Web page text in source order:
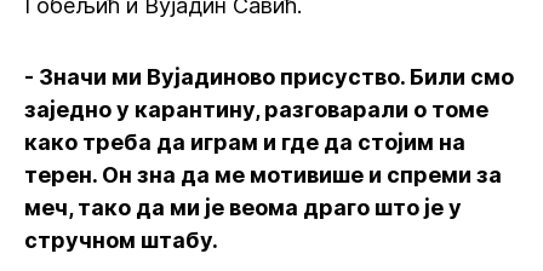
Гобељић и Вујадин Савић.
- Значи ми Вујадиново присуство. Били смо
заједно у карантину, разговарали о томе
како треба да играм и где да стојим на
терен. Он зна да ме мотивише и спреми за
меч, тако да ми је веома драго што је у
стручном штабу.